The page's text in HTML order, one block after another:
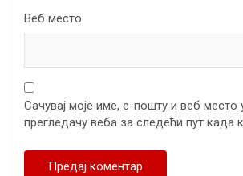
Веб место
Сачувај моје име, е-пошту и веб место
прегледачу веба за следећи пут када